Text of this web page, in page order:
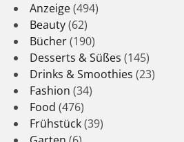
Anzeige(494)
Beauty(62)
Bücher(190)
Desserts & Süßes (145)
Drinks & Smoothies (23)
Fashion (34)
Food (476)
Frühstück(39)